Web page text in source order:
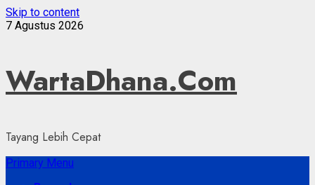
Skip to content
7 Agustus 2026
WartaDhana.Com
Tayang Lebih Cepat
Primary Menu